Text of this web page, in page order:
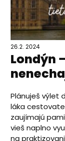
26.2. 2024
Londýn
Plánuješ výlet
láka
zaujímajú
vieš naplno
na